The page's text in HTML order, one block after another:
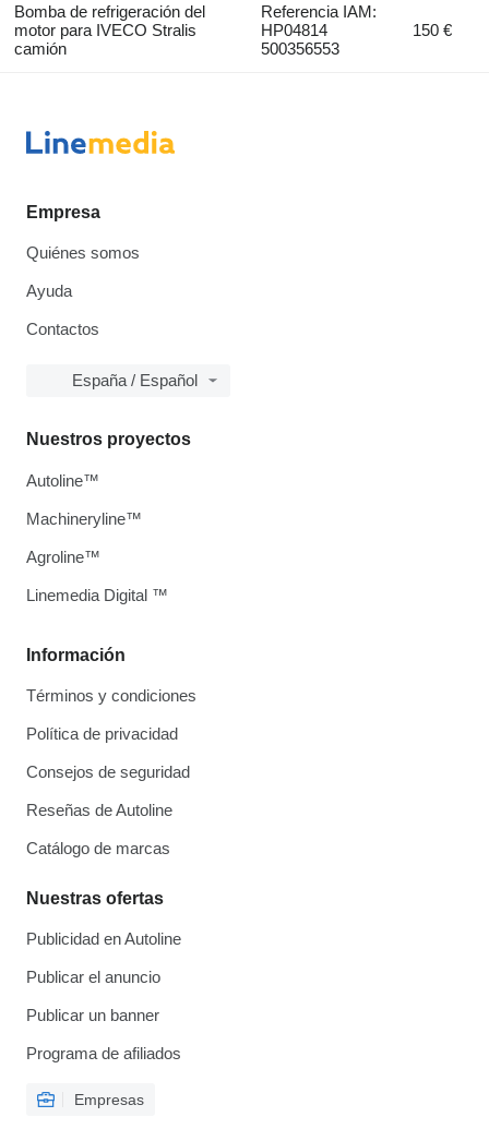
Bomba de refrigeración del
motor para IVECO Stralis
camión
Referencia IAM:
HP04814
500356553
150 €
Empresa
Quiénes somos
Ayuda
Contactos
España / Español
Información
Términos y condiciones
Política de privacidad
Consejos de seguridad
Reseñas de Autoline
Catálogo de marcas
Nuestras ofertas
Publicidad en Autoline
Publicar el anuncio
Publicar un banner
Programa de afiliados
Empresas
Nuestros proyectos
Autoline™
Machineryline™
Agroline™
Linemedia Digital ™